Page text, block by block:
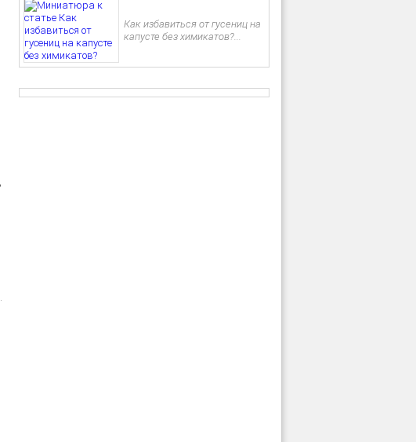
Как избавиться от гусениц на
капусте без химикатов?...